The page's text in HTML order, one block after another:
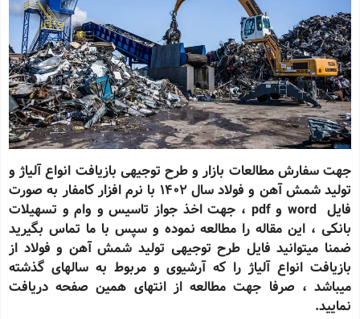
جهت سفارش مطالعات بازار و طرح توجیهی بازیافت انواع آلیاژ و
تولید شمش آهن و فولاد سال 1402 با نرم افزار کامفار به صورت
فایل word و pdf ، جهت اخذ جواز تاسیس و وام و تسهیلات
بانکی ، این مقاله را مطالعه نموده و سپس با ما تماس بگیرید
ضمنا میتوانید فایل طرح توجیهی تولید شمش آهن و فولاد از
بازیافت انواع آلیاژ را که آرشیوی و مربوط به سالهای گذشته
میباشد ، صرفا جهت مطالعه از انتهای همین صفحه دریافت
نمایید.